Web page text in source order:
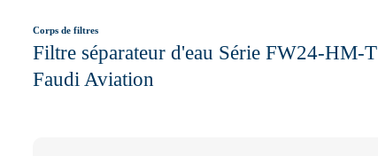
Corps de filtres
Filtre séparateur d'eau Série FW24-HM-T
Faudi Aviation